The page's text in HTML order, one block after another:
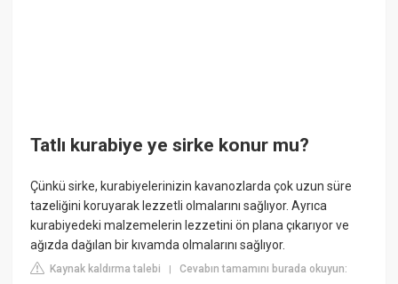
Tatlı kurabiye ye sirke konur mu?
Çünkü sirke, kurabiyelerinizin kavanozlarda çok uzun süre
tazeliğini koruyarak lezzetli olmalarını sağlıyor. Ayrıca
kurabiyedeki malzemelerin lezzetini ön plana çıkarıyor ve
ağızda dağılan bir kıvamda olmalarını sağlıyor.
Kaynak kaldırma talebi |Cevabın tamamını burada okuyun: